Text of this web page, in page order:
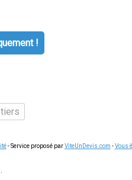
!
- Service proposé parViteUnDevis.com -Vous